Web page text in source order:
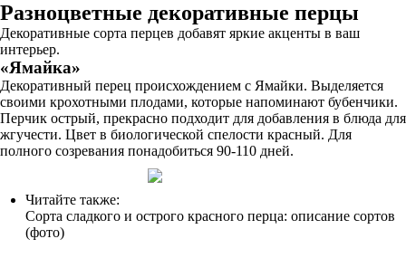
Разноцветные декоративные перцы
Декоративные сорта перцев добавят яркие акценты в ваш
интерьер.
«Ямайка»
Декоративный перец происхождением с Ямайки. Выделяется
своими крохотными плодами, которые напоминают бубенчики.
Перчик острый, прекрасно подходит для добавления в блюда для
жгучести. Цвет в биологической спелости красный. Для
полного созревания понадобиться 90-110 дней.
Читайте также:
Сорта сладкого и острого красного перца: описание сортов
(фото)